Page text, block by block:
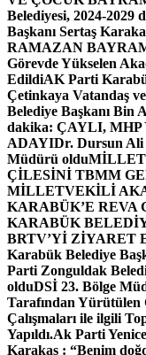
Belediyesi, 2024-2029
Başkanı Sertaş
RAMAZAN
Görevde Yükselen
EdildiAK Parti
Çetinkaya Vatandaş
Belediye Başkanı Bin
dakika: ÇAYLI,
ADAYIDr. Dursun Ali
Müdürü oldu
ÇİLESİNİ TBMM
MİLLETVEKİLİ
KARABÜK’E REVA
KARABÜK
BRTV’Yİ ZİYARET
Karabük Belediye
Parti Zonguldak
olduDSİ 23. Bölge
Tarafından Yürütülen
Çalışmaları ile ilgili
Yapıldı.Ak Parti
Karakaş : “Benim